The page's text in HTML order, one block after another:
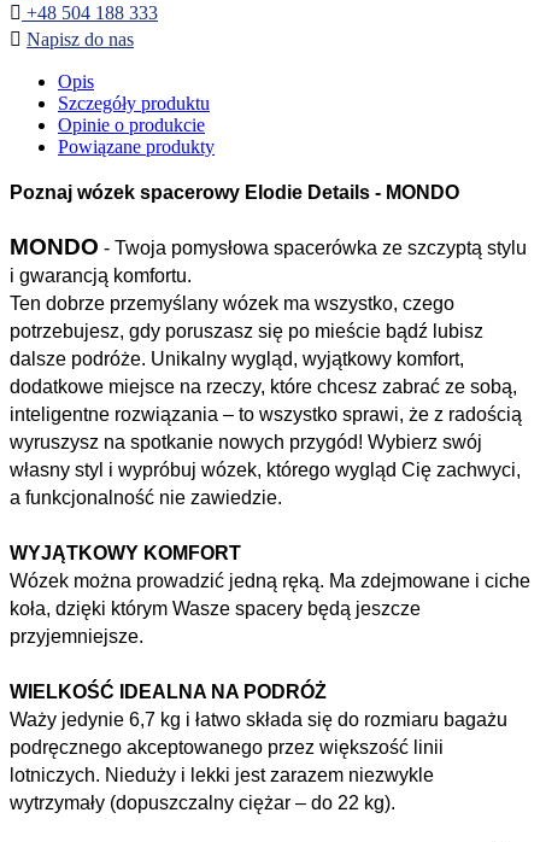
 +48 504 188 333
 Napisz do nas
Opis
Szczegóły produktu
Opinie o produkcie
Powiązane produkty
Poznaj wózek spacerowy Elodie Details - MONDO
MONDO - Twoja pomysłowa spacerówka ze szczyptą stylu
i gwarancją komfortu.
Ten dobrze przemyślany wózek ma wszystko, czego
potrzebujesz, gdy poruszasz się po mieście bądź lubisz
dalsze podróże. Unikalny wygląd, wyjątkowy komfort,
dodatkowe miejsce na rzeczy, które chcesz zabrać ze sobą,
inteligentne rozwiązania – to wszystko sprawi, że z radością
wyruszysz na spotkanie nowych przygód! Wybierz swój
własny styl i wypróbuj wózek, którego wygląd Cię zachwyci,
a funkcjonalność nie zawiedzie.
WYJĄTKOWY KOMFORT
Wózek można prowadzić jedną ręką. Ma zdejmowane i ciche
koła, dzięki którym Wasze spacery będą jeszcze
przyjemniejsze.
WIELKOŚĆ IDEALNA NA PODRÓŻ
Waży jedynie 6,7 kg i łatwo składa się do rozmiaru bagażu
podręcznego akceptowanego przez większość linii
lotniczych. Nieduży i lekki jest zarazem niezwykle
wytrzymały (dopuszczalny ciężar – do 22 kg).